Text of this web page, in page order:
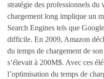
stratégie des professionnels
chargement long implique un
Search Engines tels que
difficile. En 2009, Amazon
du temps de chargement de
s’élevait à 200M$. Avec ces
l’optimisation du temps de